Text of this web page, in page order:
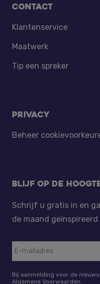
Contact
Klantenservice
Maatwerk
Tip een spreker
Privacy
Beheer
Blijf op de
Schrijf u gratis in en
de maand geïnspireerd
Bij aanmelding voor de
Algemene Voorwaarden.